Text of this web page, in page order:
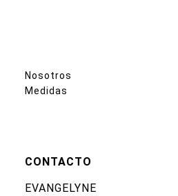
Nosotros
Medidas
CONTACTO
EVANGELYNE